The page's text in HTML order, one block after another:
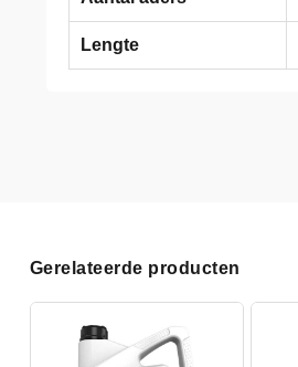
Lengte
Gerelateerde producten